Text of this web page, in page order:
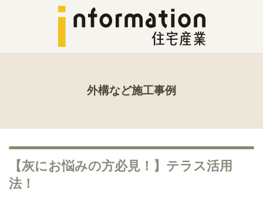
外構など施工事例
【灰にお悩みの方必見！】テラス活用
法！